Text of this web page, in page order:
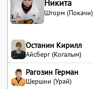
Никита
Шторм (Покачи)
Останин Кирилл
Айсберг (Когалым)
Рагозин Герман
Шершни (Урай)